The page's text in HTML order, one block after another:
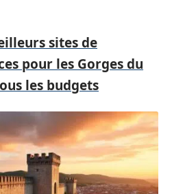
sites de
pour les Gorges du
les budgets